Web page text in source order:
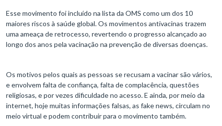
Esse movimento foi incluído na lista da OMS como um dos 10
maiores riscos à saúde global. Os movimentos antivacinas trazem
uma ameaça de retrocesso, revertendo o progresso alcançado ao
longo dos anos pela vacinação na prevenção de diversas doenças.
Os motivos pelos quais as pessoas se recusam a vacinar são vários,
e envolvem falta de confiança, falta de complacência, questões
religiosas, e por vezes dificuldade no acesso. E ainda, por meio da
internet, hoje muitas informações falsas, as fake news, circulam no
meio virtual e podem contribuir para o movimento também.